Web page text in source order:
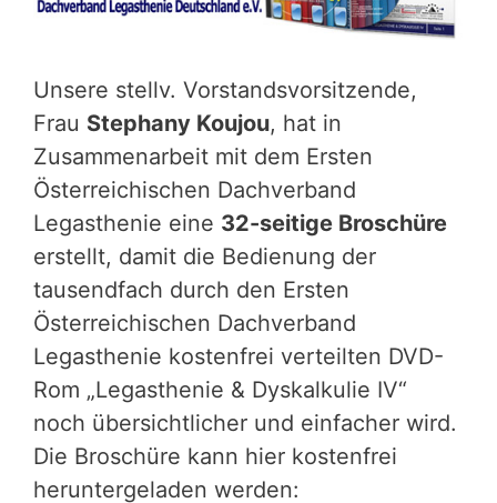
Unsere stellv. Vorstandsvorsitzende,
Frau Stephany Koujou, hat in
Zusammenarbeit mit dem Ersten
Österreichischen Dachverband
Legasthenie eine 32-seitige Broschüre
erstellt, damit die Bedienung der
tausendfach durch den Ersten
Österreichischen Dachverband
Legasthenie kostenfrei verteilten DVD-
Rom „Legasthenie & Dyskalkulie IV“
noch übersichtlicher und einfacher wird.
Die Broschüre kann hier kostenfrei
heruntergeladen werden: